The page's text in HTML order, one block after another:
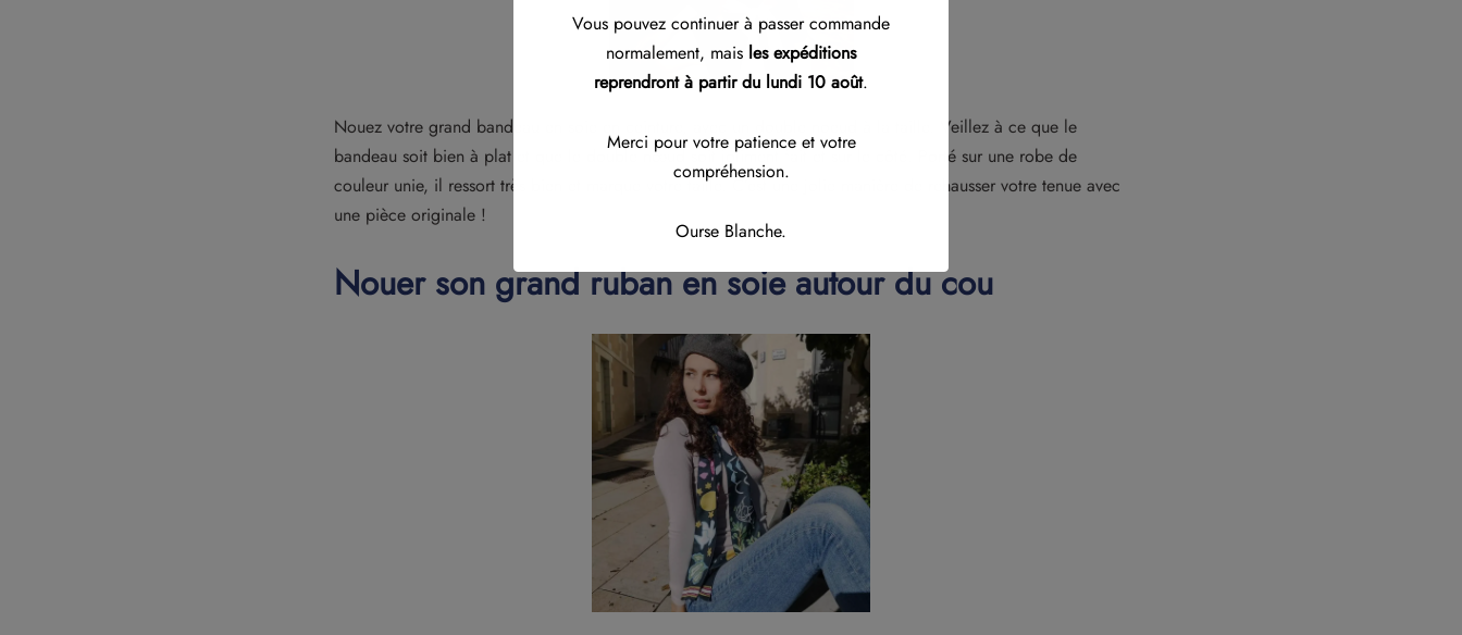
Nouez votre grand bandeau en soie en ceinture, avec un double noeud à la taille. Veillez à ce que le
bandeau soit bien à plat et que le double nœud soit joliment fait et sur le côté. Porté sur une robe de
couleur unie, il ressort très bien et marque votre taille. C’est une jolie manière de rehausser votre tenue avec
une pièce originale !
Nouer son grand ruban en soie autour du cou
Vous pouvez continuer à passer commande
normalement, mais les expéditions
reprendront à partir du lundi 10 août.
Merci pour votre patience et votre
compréhension.
Ourse Blanche.
Ceci fermera dans11secondes